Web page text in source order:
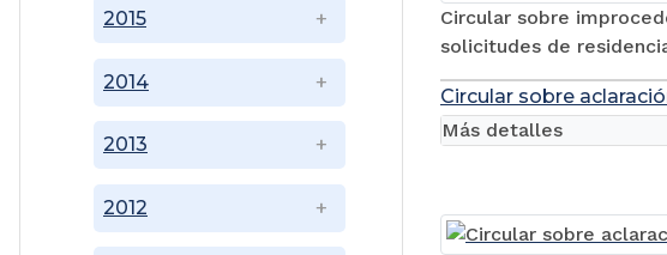
2012
2013
2014
2015
Circular sobre
solicitudes de
Circular sobre
Más detalles